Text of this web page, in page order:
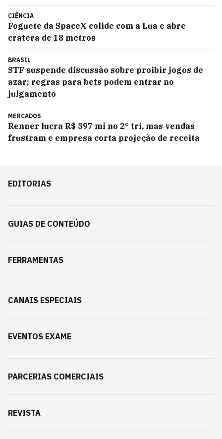
CIÊNCIA
Foguete da SpaceX colide com a Lua e abre
cratera de 18 metros
BRASIL
STF suspende discussão sobre proibir jogos de
azar; regras para bets podem entrar no
julgamento
MERCADOS
Renner lucra R$ 397 mi no 2° tri, mas vendas
frustram e empresa corta projeção de receita
EDITORIAS
GUIAS DE CONTEÚDO
FERRAMENTAS
CANAIS ESPECIAIS
EVENTOS EXAME
PARCERIAS COMERCIAIS
REVISTA